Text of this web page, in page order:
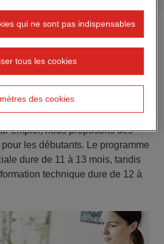
?
en tant que
manière optimale aux
emploi, nous proposons des
les débutants. Le programme
dure de 11 à 13 mois, tandis
technique dure de 12 à
qui ne sont pas indispensables
tous les cookies
des cookies